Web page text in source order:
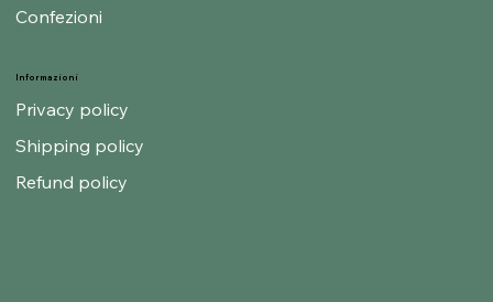
Informazioni
Privacy policy
Shipping policy
Refund policy
Confezioni